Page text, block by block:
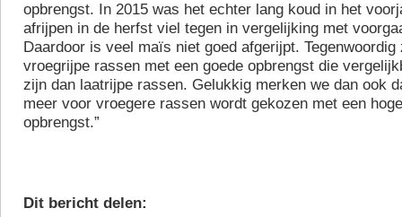
opbrengst. In 2015 was het echter lang koud in het
afrijpen in de herfst viel tegen in vergelijking met
Daardoor is veel maïs niet goed afgerijpt.
vroegrijpe rassen met een goede opbrengst die
zijn dan laatrijpe rassen. Gelukkig merken we dan ook
meer voor vroegere rassen wordt gekozen met een
opbrengst.”
Dit bericht delen: